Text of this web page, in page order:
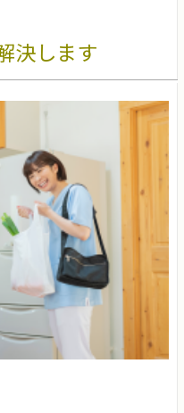
決します